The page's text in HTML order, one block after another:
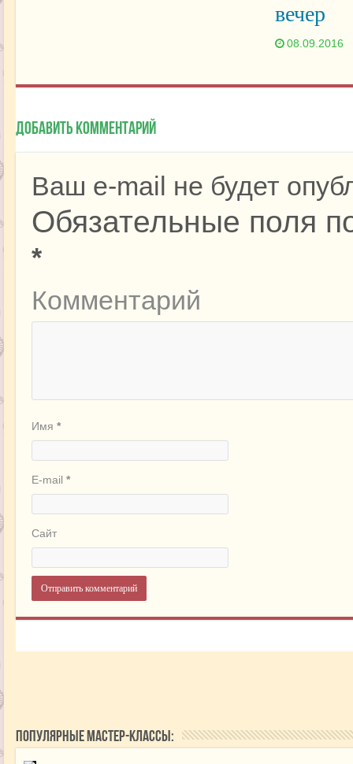
вечер
08.09.2016
Добавить комментарий
Ваш e-mail не будет
Обязательные поля
*
Комментарий
Имя *
E-mail *
Сайт
Популярные мастер-классы: